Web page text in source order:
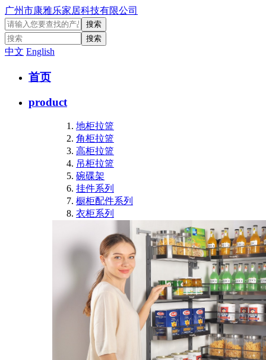
广州市康雅乐家居科技有限公司
中文 English
首页
product
地柜拉篮
角柜拉篮
高柜拉篮
吊柜拉篮
碗碟架
挂件系列
橱柜配件系列
衣柜系列